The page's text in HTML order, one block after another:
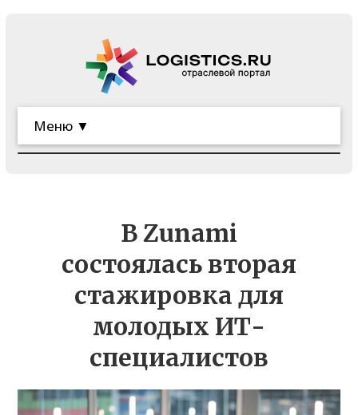
Меню ▼
В Zunami
состоялась вторая
стажировка для
молодых ИТ-
специалистов